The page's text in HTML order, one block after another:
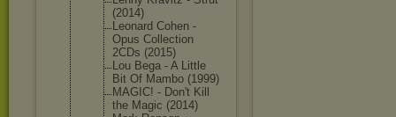
(2014)
Leonard Cohen -
Opus Collection
2CDs (2015)
Lou Bega - A Little
Bit Of Mambo (1999)
MAGIC! - Don't Kill
the Magic (2014)